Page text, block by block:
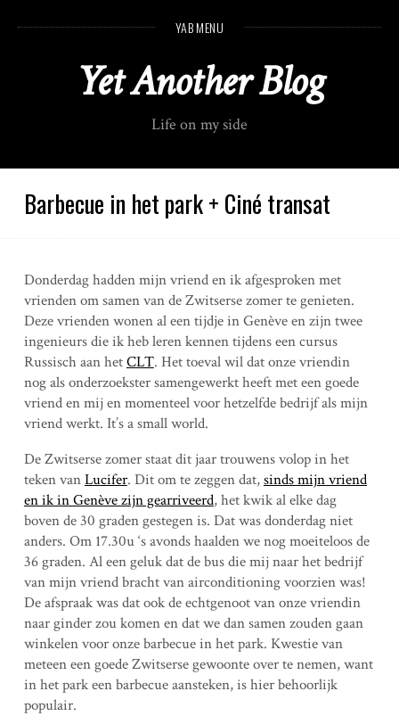
n
YAB MENU
Yet Another Blog
Life on my side
Barbecue in het park + Ciné transat
Donderdag hadden mijn vriend en ik afgesproken met
vrienden om samen van de Zwitserse zomer te genieten.
Deze vrienden wonen al een tijdje in Genève en zijn twee
ingenieurs die ik heb leren kennen tijdens een cursus
Russisch aan hetCLT. Het toeval wil dat onze vriendin
nog als onderzoekster samengewerkt heeft met een goede
vriend en mij en momenteel voor hetzelfde bedrijf als mijn
vriend werkt. It’s a small world.
De Zwitserse zomer staat dit jaar trouwens volop in het
teken vanLucifer. Dit om te zeggen dat,sinds mijn vriend
en ik in Genève zijn gearriveerd, het kwik al elke dag
boven de 30 graden gestegen is. Dat was donderdag niet
anders. Om 17.30u ‘s avonds haalden we nog moeiteloos de
36 graden. Al een geluk dat de bus die mij naar het bedrijf
van mijn vriend bracht van airconditioning voorzien was!
De afspraak was dat ook de echtgenoot van onze vriendin
naar ginder zou komen en dat we dan samen zouden gaan
winkelen voor onze barbecue in het park. Kwestie van
meteen een goede Zwitserse gewoonte over te nemen, want
in het park een barbecue aansteken, is hier behoorlijk
populair.